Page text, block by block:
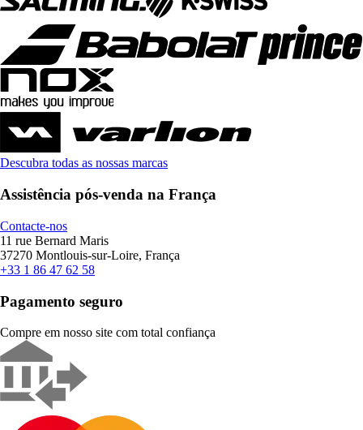
Descubra todas as nossas marcas
Assistência pós-venda na França
Contacte-nos
11 rue Bernard Maris
37270 Montlouis-sur-Loire, França
+33 1 86 47 62 58
Pagamento seguro
Compre em nosso site com total confiança